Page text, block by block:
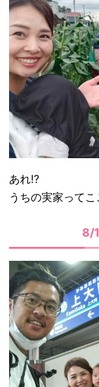
あれ!?
うちの実家って
8/